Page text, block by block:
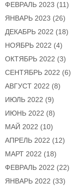
ФЕВРАЛЬ 2023 (11)
ЯНВАРЬ 2023 (26)
ДЕКАБРЬ 2022 (18)
НОЯБРЬ 2022 (4)
ОКТЯБРЬ 2022 (3)
СЕНТЯБРЬ 2022 (6)
АВГУСТ 2022 (8)
ИЮЛЬ 2022 (9)
ИЮНЬ 2022 (8)
МАЙ 2022 (10)
АПРЕЛЬ 2022 (12)
МАРТ 2022 (18)
ФЕВРАЛЬ 2022 (22)
ЯНВАРЬ 2022 (33)